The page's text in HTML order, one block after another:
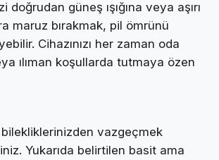
doğrudan güneş ışığına veya aşırı
maruz bırakmak, pil ömrünü
Cihazınızı her zaman oda
ılıman koşullarda tutmaya özen
bilekliklerinizden vazgeçmek
Yukarıda belirtilen basit ama